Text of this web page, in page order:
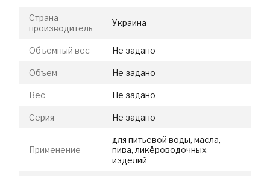
Страна
производитель
Украина
Объемный вес Не задано
Объем Не задано
Вес Не задано
Серия Не задано
Применение
для питьевой воды, масла,
пива, ликёроводочных
изделий